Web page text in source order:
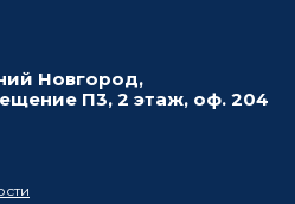
Новгород,
П3, 2 этаж, оф. 204